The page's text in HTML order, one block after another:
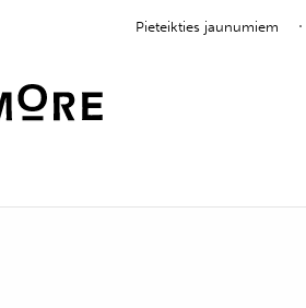
Pieteikties jaunumiem